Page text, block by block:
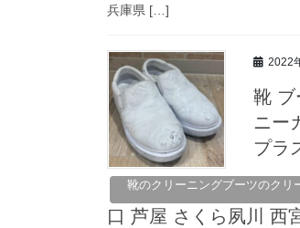
兵庫県 […]
2022
靴のクリーニングブーツのクリ
靴 ブ
ニー
プラ
口 芦屋 さくら夙川 西